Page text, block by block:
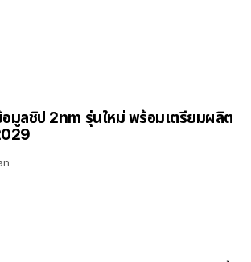
มูลชิป 2nm รุ่นใหม่ พร้อมเตรียมผลิต